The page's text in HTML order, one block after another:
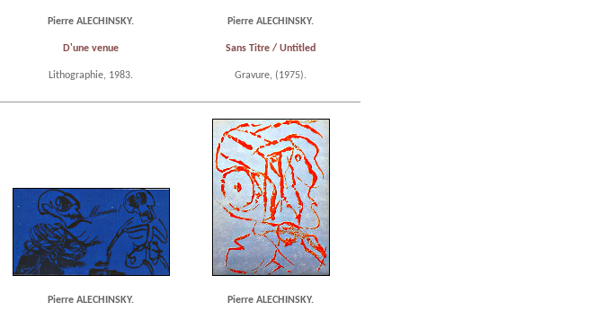
Pierre ALECHINSKY.
D'une venue
Lithographie, 1983.
Pierre ALECHINSKY.
Sans Titre / Untitled
Gravure, (1975).
Pierre ALECHINSKY. Pierre ALECHINSKY.